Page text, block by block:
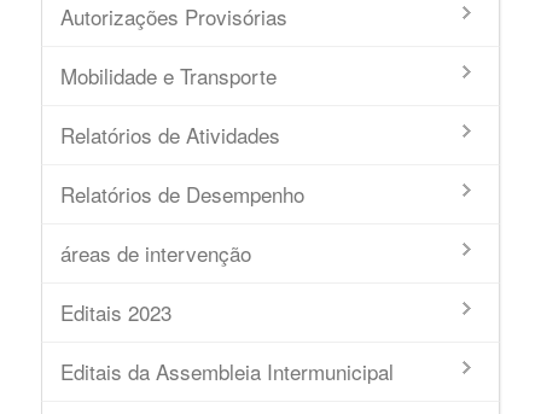
Autorizações Provisórias
Mobilidade e Transporte
Relatórios de Atividades
Relatórios de Desempenho
áreas de intervenção
Editais 2023
Editais da Assembleia Intermunicipal